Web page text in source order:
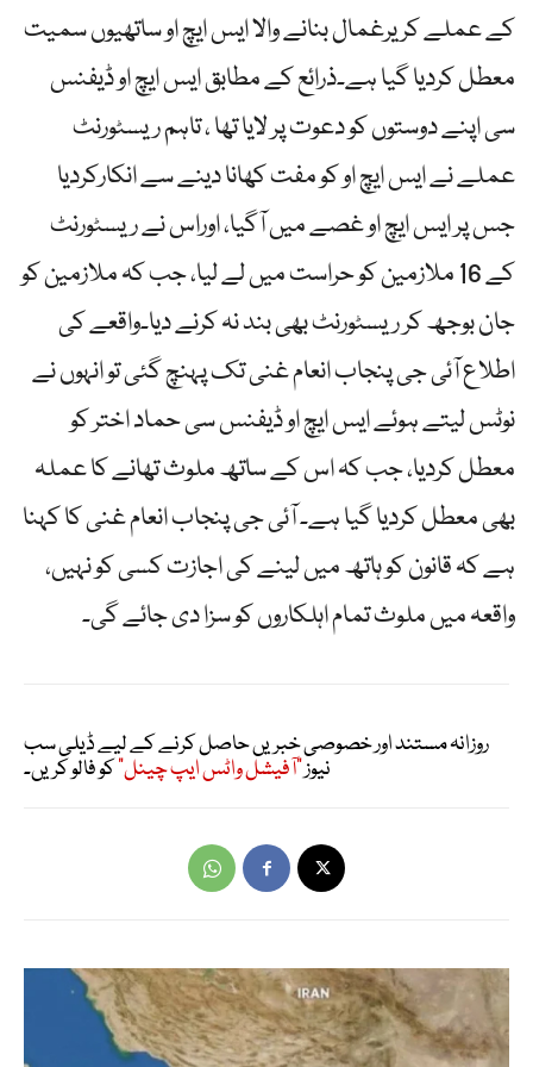
کے عملے کر یرغمال بنانے والا ایس ایچ او ساتھیوں سمیت
معطل کردیا گیا ہے۔ذرائع کے مطابق ایس ایچ او ڈیفنس
سی اپنے دوستوں کو دعوت پر لایا تھا ، تاہم ریسٹورنٹ
عملے نے ایس ایچ او کو مفت کھانا دینے سے انکارکردیا
جس پر ایس ایچ او غصے میں آگیا، اوراس نے ریسٹورنٹ
کے 16 ملازمین کو حراست میں لے لیا، جب کہ ملازمین کو
جان بوجھ کر ریسٹورنٹ بھی بند نہ کرنے دیا۔واقعے کی
اطلاع آئی جی پنجاب انعام غنی تک پہنچ گئی تو انہوں نے
نوٹس لیتے ہوئے ایس ایچ او ڈیفنس سی حماد اختر کو
معطل کردیا، جب کہ اس کے ساتھ ملوث تھانے کا عملہ
بھی معطل کردیا گیا ہے۔ آئی جی پنجاب انعام غنی کا کہنا
ہے کہ قانون کو ہاتھ میں لینے کی اجازت کسی کو نہیں،
واقعہ میں ملوث تمام اہلکاروں کو سزا دی جائے گی۔
روزانہ مستند اور خصوصی خبریں حاصل کرنے کے لیے ڈیلی سب
نیوز"آفیشل واٹس ایپ چینل"کو فالو کریں۔